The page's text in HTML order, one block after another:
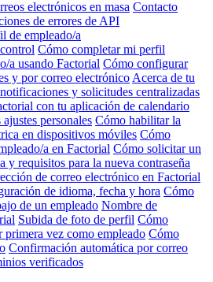
electrónicos en masa Contacto
de errores de API
de empleado/a
Cómo completar mi perfil
a usando Factorial Cómo configurar
y por correo electrónico Acerca de tu
y solicitudes centralizadas
con tu aplicación de calendario
personales Cómo habilitar la
en dispositivos móviles Cómo
a en Factorial Cómo solicitar un
y requisitos para la nueva contraseña
de correo electrónico en Factorial
de idioma, fecha y hora Cómo
de un empleado Nombre de
Subida de foto de perfil Cómo
primera vez como empleado Cómo
Confirmación automática por correo
verificados